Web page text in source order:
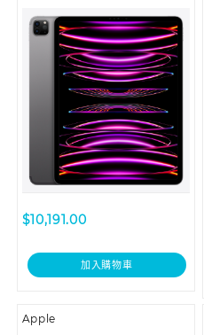
$10,191.00
加入購物車
Apple